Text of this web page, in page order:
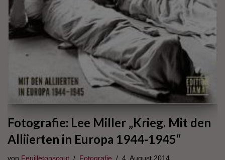
Fotografie: Lee Miller „Krieg. Mit den
Alliierten in Europa 1944-1945“
von Feuilletonscout Fotografie 4. August 2014